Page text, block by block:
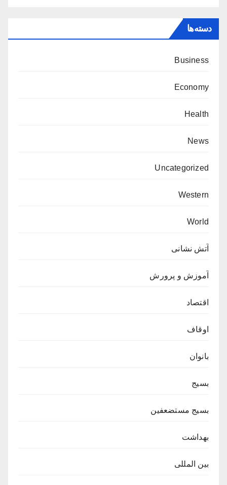
دسته‌ها
Business
Economy
Health
News
Uncategorized
Western
World
آتش نشانی
آموزش و پرورش
اقتصاد
اوقاف
بانوان
بسیج
بسیج مستضعفین
بهداشت
بین المللی